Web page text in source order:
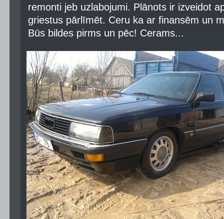
remonti jeb uzlabojumi. Plānots ir izveidot
griestus pārlīmēt. Ceru ka ar finansēm un
Būs bildes pirms un pēc! Cerams...